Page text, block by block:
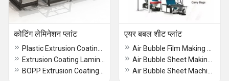
कोटिंग लेमिनेशन प्लांट एयर बबल शीट प्लांट